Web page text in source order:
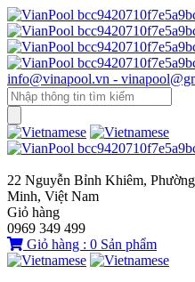
info@vinapool.vn -
22 Nguyễn Bỉnh Khiêm,
Minh, Việt Nam
Giỏ hàng
0969 349 499
Giỏ hàng : 0 Sản phẩm